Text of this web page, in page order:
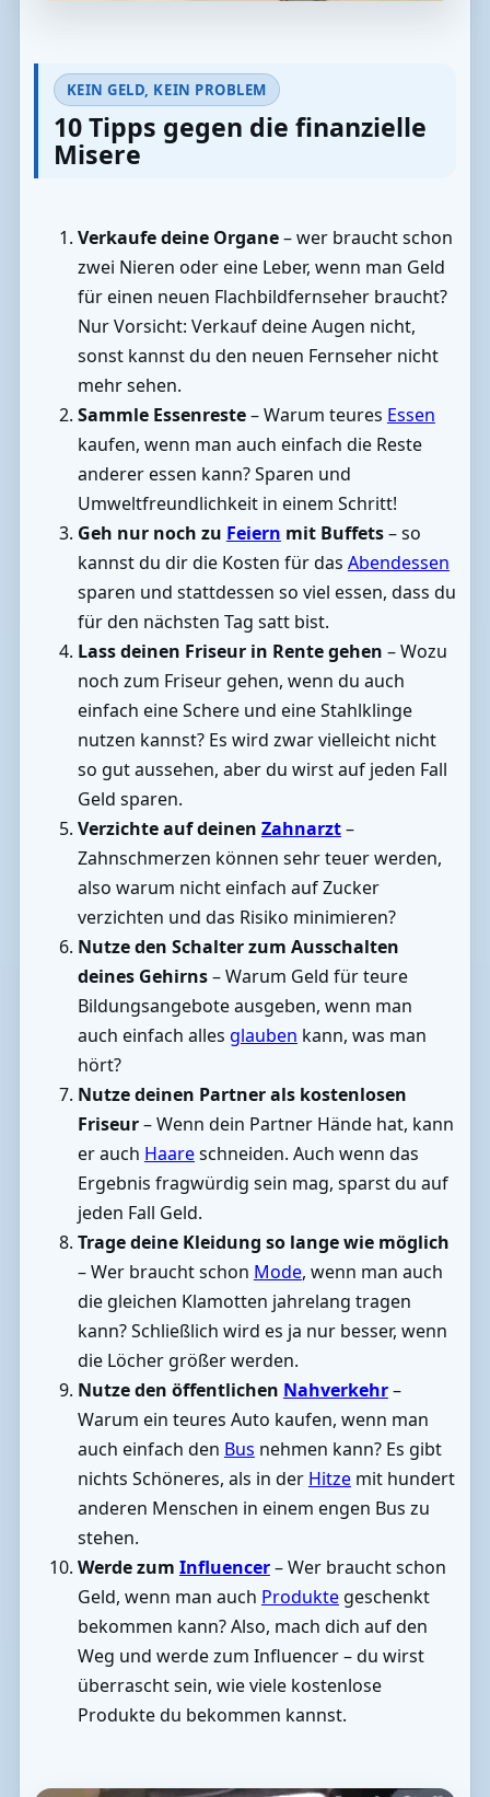
KEIN GELD, KEIN PROBLEM
10 Tipps gegen die finanzielle
Misere
Verkaufe deine Organe– wer braucht schon
zwei Nieren oder eine Leber, wenn man Geld
für einen neuen Flachbildfernseher braucht?
Nur Vorsicht: Verkauf deine Augen nicht,
sonst kannst du den neuen Fernseher nicht
mehr sehen.
Sammle Essenreste– Warum teures Essen
kaufen, wenn man auch einfach die Reste
anderer essen kann? Sparen und
Umweltfreundlichkeit in einem Schritt!
Geh nur noch zu Feiern mit Buffets– so
kannst du dir die Kosten für das Abendessen
sparen und stattdessen so viel essen, dass du
für den nächsten Tag satt bist.
Lass deinen Friseur in Rente gehen – Wozu
noch zum Friseur gehen, wenn du auch
einfach eine Schere und eine Stahlklinge
nutzen kannst? Es wird zwar vielleicht nicht
so gut aussehen, aber du wirst auf jeden Fall
Geld sparen.
Verzichte auf deinen Zahnarzt–
Zahnschmerzen können sehr teuer werden,
also warum nicht einfach auf Zucker
verzichten und das Risiko minimieren?
Nutze den Schalter zum Ausschalten
deines Gehirns– Warum Geld für teure
Bildungsangebote ausgeben, wenn man
auch einfach alles glauben kann, was man
hört?
Nutze deinen Partner als kostenlosen
Friseur– Wenn dein Partner Hände hat, kann
er auch Haareschneiden. Auch wenn das
Ergebnis fragwürdig sein mag, sparst du auf
jeden Fall Geld.
Trage deine Kleidung so lange wie möglich
– Wer braucht schon Mode, wenn man auch
die gleichen Klamotten jahrelang tragen
kann? Schließlich wird es ja nur besser, wenn
die Löcher größer werden.
Nutze den öffentlichen Nahverkehr–
Warum ein teures Auto kaufen, wenn man
auch einfach den Bus nehmen kann? Es gibt
nichts Schöneres, als in der Hitzemit hundert
anderen Menschen in einem engen Bus zu
stehen.
Werde zum Influencer– Wer braucht schon
Geld, wenn man auch Produktegeschenkt
bekommen kann? Also, mach dich auf den
Weg und werde zum Influencer – du wirst
überrascht sein, wie viele kostenlose
Produkte du bekommen kannst.